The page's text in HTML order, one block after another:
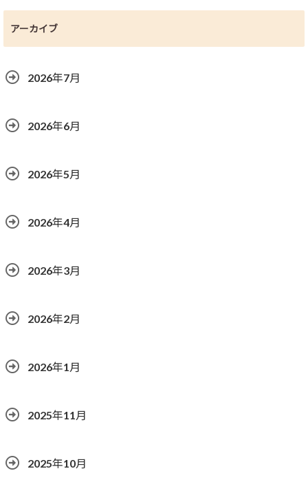
アーカイブ
2026年7月
2026年6月
2026年5月
2026年4月
2026年3月
2026年2月
2026年1月
2025年11月
2025年10月